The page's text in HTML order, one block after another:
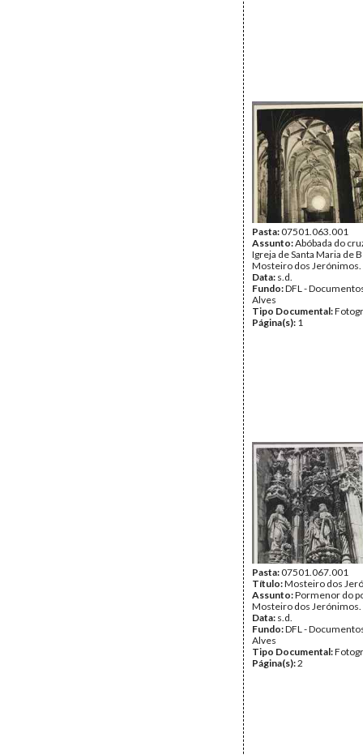
Pasta:07501.063.001
Assunto:Abóbada do
Igreja de Santa Maria de
Mosteiro dos Jerónimos.
Data: s.d.
Fundo:DFL -
Alves
Tipo Documental:
Página(s): 1
Pasta:07501.067.001
Título:Mosteiro dos
Assunto:Pormenor do
Mosteiro dos Jerónimos.
Data: s.d.
Fundo:DFL -
Alves
Tipo Documental:
Página(s):2